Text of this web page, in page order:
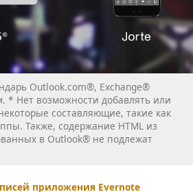
Outlook.com®, Exchange®
* Нет возможности добавлять или
составляющие, такие как
Также, содержание HTML из
в Outlook® не подлежат
приложения Evernote